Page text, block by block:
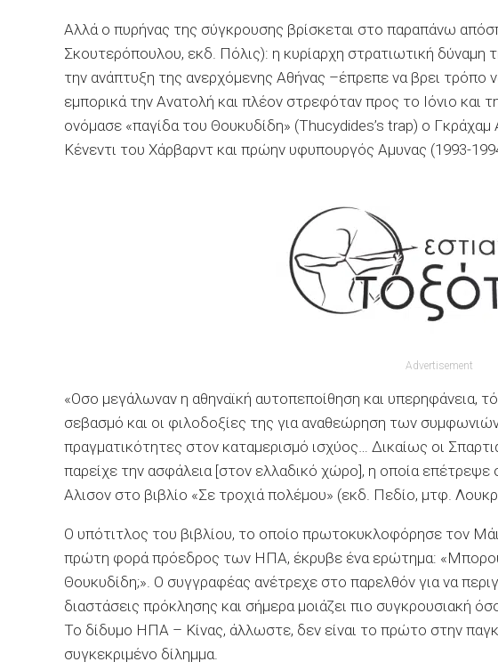
Αλλά ο πυρήνας της σύγκρουσης βρίσκεται στο παραπάνω
Σκουτερόπουλου, εκδ. Πόλις): η κυρίαρχη στρατιωτική
την ανάπτυξη της ανερχόμενης Αθήνας –έπρεπε να βρει τρόπο
εμπορικά την Ανατολή και πλέον στρεφόταν προς το Ιόνιο και
ονόμασε «παγίδα του Θουκυδίδη» (Thucydides’s trap) ο
Κένεντι του Χάρβαρντ και πρώην υφυπουργός Αμυνας (1993-
Advertisement
«Οσο μεγάλωναν η αθηναϊκή αυτοπεποίθηση και υπερηφάνεια,
σεβασμό και οι φιλοδοξίες της για αναθεώρηση των
πραγματικότητες στον καταμερισμό ισχύος… Δικαίως οι
παρείχε την ασφάλεια [στον ελλαδικό χώρο], η οποία επέτρεψε
Αλισον στο βιβλίο «Σε τροχιά πολέμου» (εκδ. Πεδίο, μτφ.
Ο υπότιτλος του βιβλίου, το οποίο πρωτοκυκλοφόρησε τον
πρώτη φορά πρόεδρος των ΗΠΑ, έκρυβε ένα ερώτημα:
Θουκυδίδη;». Ο συγγραφέας ανέτρεχε στο παρελθόν για να
διαστάσεις πρόκλησης και σήμερα μοιάζει πιο
Το δίδυμο ΗΠΑ – Κίνας, άλλωστε, δεν είναι το πρώτο στην
συγκεκριμένο δίλημμα.